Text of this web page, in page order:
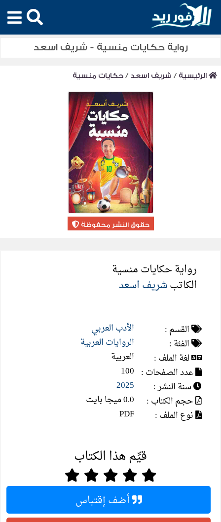
رواية حكايات منسية - شريف اسعد
الرئيسية / شريف اسعد /حكايات منسية
حقوق النشر محفوظة
رواية حكايات منسية
الكاتبشريف اسعد
القسم :
الأدب العربي
الفئة :
الروايات العربية
لغة الملف :
العربية
عدد الصفحات : 100
سنة النشر :
2025
حجم الكتاب :
0.0 ميجا بايت
نوع الملف :
PDF
قيِّم هذا الكتاب
أضف إقتباس